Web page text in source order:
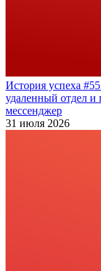
История успеха
удаленный отдел и
мессенджер
31 июля 2026